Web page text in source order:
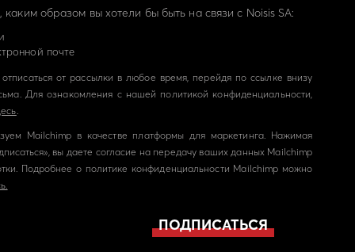
каким образом вы хотели бы быть на связи с Noisis SA:
почте
от рассылки в любое время, перейдя по ссылке внизу
Для ознакомления с нашей политикой конфиденциальности,
.
Mailchimp в качестве платформы для маркетинга. Нажимая
вы даете согласие на передачу ваших данных Mailchimp
Подробнее о политике конфиденциальности Mailchimp можно